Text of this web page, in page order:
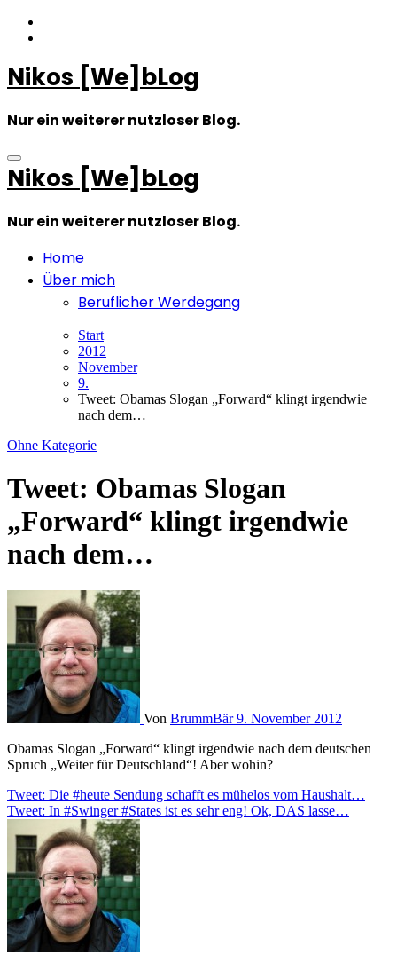
Zum
Inhalt
Nikos [We]bLog
Nur ein weiterer nutzloser Blog.
Nikos [We]bLog
Nur ein weiterer nutzloser Blog.
Home
Über mich
Beruflicher Werdegang
Start
2012
November
9.
Tweet: Obamas Slogan „Forward“ klingt irgendwie
nach dem…
Ohne Kategorie
Tweet: Obamas Slogan
„Forward“ klingt irgendwie
nach dem…
Von BrummBär9. November 2012
Obamas Slogan „Forward“ klingt irgendwie nach dem deutschen
Spruch „Weiter für Deutschland“! Aber wohin?
Beitragsnavigation
Tweet: Die #heute Sendung schafft es mühelos vom Haushalt…
Tweet: In #Swinger #States ist es sehr eng! Ok, DAS lasse…